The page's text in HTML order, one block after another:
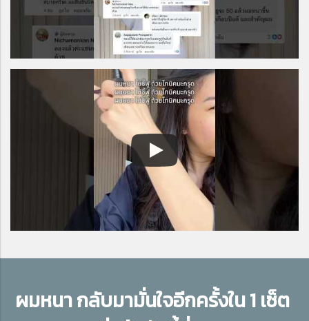
ผมหนา กลับมามั่นใจอีกครั้งใน 1 เซ็ต